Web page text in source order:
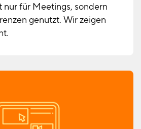
nur für Meetings, sondern
genutzt. Wir zeigen